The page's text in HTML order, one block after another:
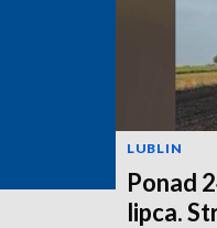
LUBLIN
Ponad
lipca.